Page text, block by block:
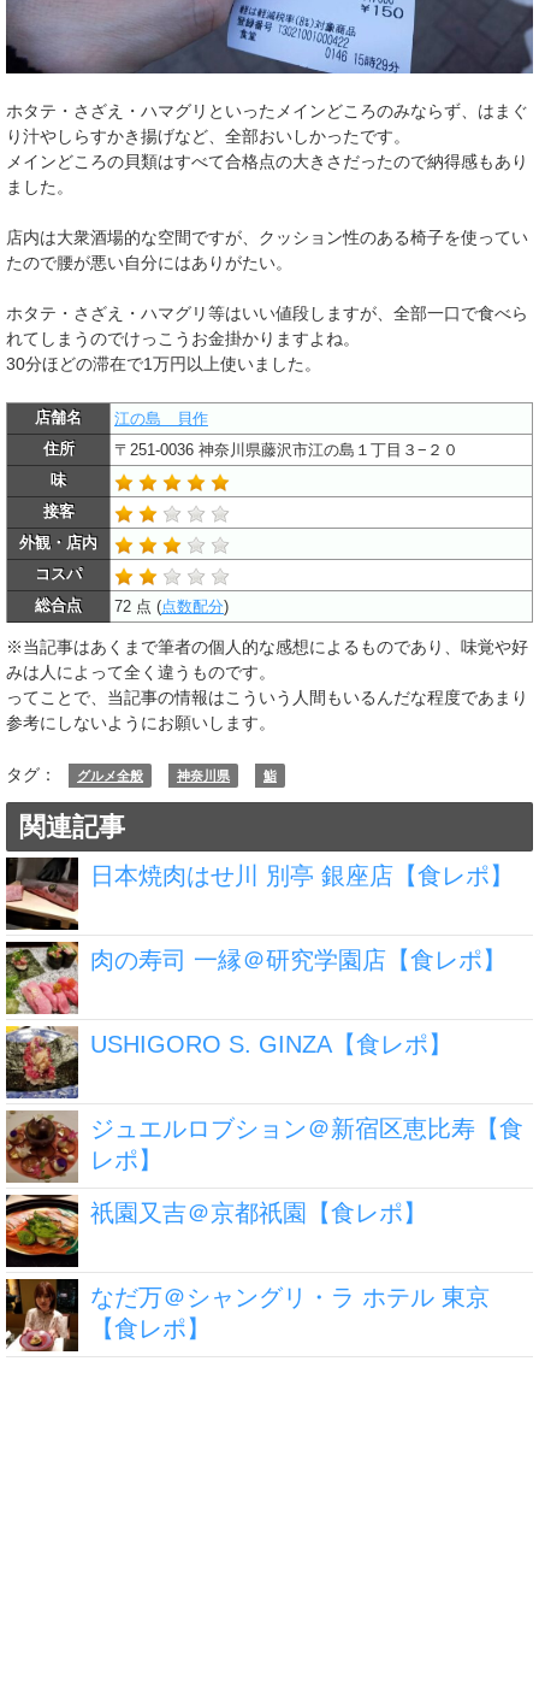
ホタテ・さざえ・ハマグリといったメインどころのみならず、はまぐ
り汁やしらすかき揚げなど、全部おいしかったです。
メインどころの貝類はすべて合格点の大きさだったので納得感もあり
ました。
店内は大衆酒場的な空間ですが、クッション性のある椅子を使ってい
たので腰が悪い自分にはありがたい。
ホタテ・さざえ・ハマグリ等はいい値段しますが、全部一口で食べら
れてしまうのでけっこうお金掛かりますよね。
30分ほどの滞在で1万円以上使いました。
店舗名
江の島 貝作
住所
〒251-0036 神奈川県藤沢市江の島１丁目３−２０
味
接客
外観・店内
コスパ
総合点
72 点 (点数配分)
※当記事はあくまで筆者の個人的な感想によるものであり、味覚や好
みは人によって全く違うものです。
ってことで、当記事の情報はこういう人間もいるんだな程度であまり
参考にしないようにお願いします。
タグ： グルメ全般 神奈川県 鮨
関連記事
日本焼肉はせ川 別亭 銀座店【食レポ】
肉の寿司 一縁＠研究学園店【食レポ】
USHIGORO S. GINZA【食レポ】
ジュエルロブション＠新宿区恵比寿【食
レポ】
祇園又吉＠京都祇園【食レポ】
なだ万＠シャングリ・ラ ホテル 東京
【食レポ】